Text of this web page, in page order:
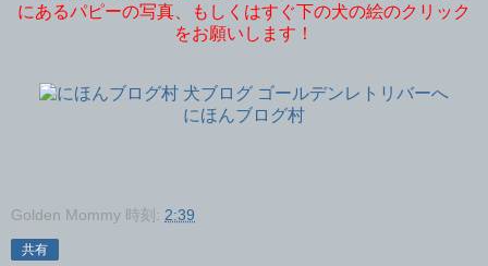
にあるパピーの写真、もしくはすぐ下の犬の絵のクリック
をお願いします！
にほんブログ村
Golden Mommy 時刻: 2:39
共有